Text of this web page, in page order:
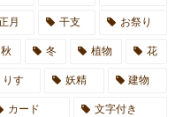
月 干支 お祭り
秋 冬 植物 花
りす 妖精 建物
カード 文字付き